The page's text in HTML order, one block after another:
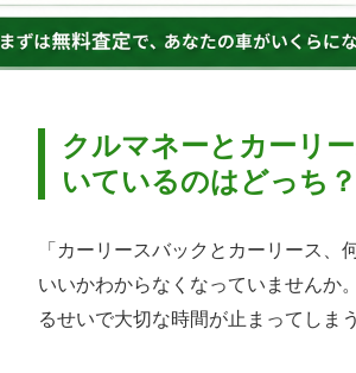
クルマネーとカーリ
いているのはどっち？
「カーリースバックとカーリース
いいかわからなくなっていませんか。
るせいで大切な時間が止まってし